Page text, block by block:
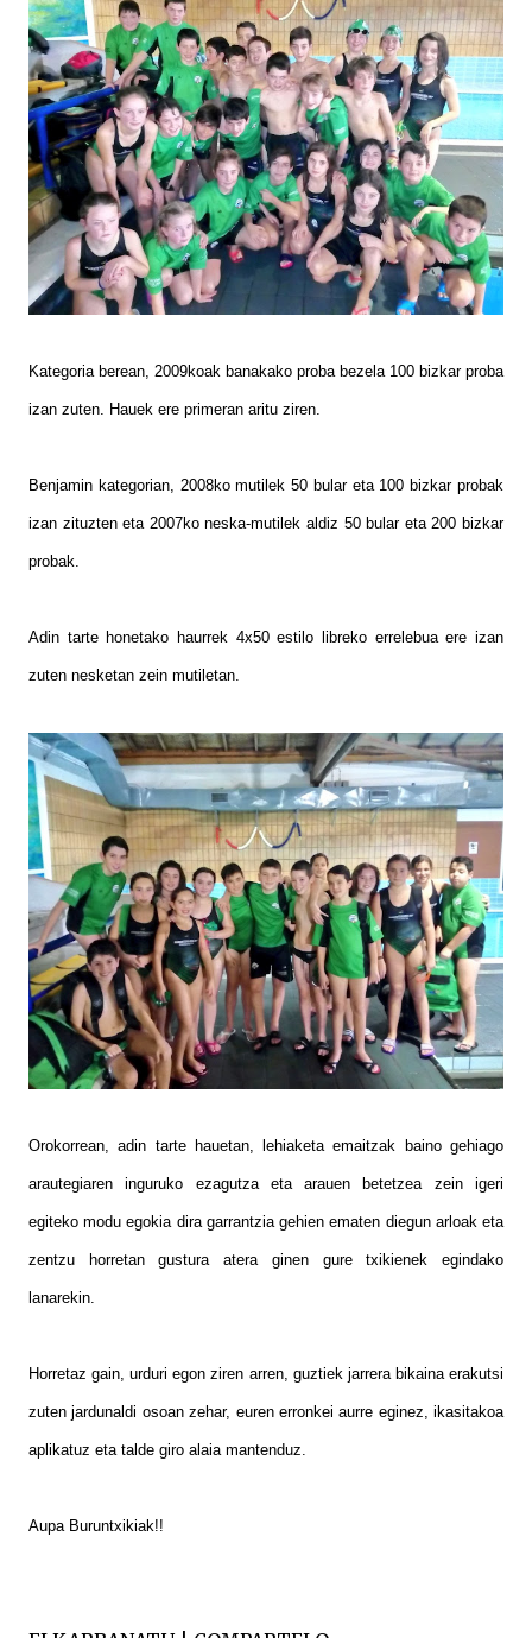
Kategoria berean, 2009koak banakako proba bezela 100 bizkar proba
izan zuten. Hauek ere primeran aritu ziren.
Benjamin kategorian, 2008ko mutilek 50 bular eta 100 bizkar probak
izan zituzten eta 2007ko neska-mutilek aldiz 50 bular eta 200 bizkar
probak.
Adin tarte honetako haurrek 4x50 estilo libreko errelebua ere izan
zuten nesketan zein mutiletan.
Orokorrean, adin tarte hauetan, lehiaketa emaitzak baino gehiago
arautegiaren inguruko ezagutza eta arauen betetzea zein igeri
egiteko modu egokia dira garrantzia gehien ematen diegun arloak eta
zentzu horretan gustura atera ginen gure txikienek egindako
lanarekin.
Horretaz gain, urduri egon ziren arren, guztiek jarrera bikaina erakutsi
zuten jardunaldi osoan zehar, euren erronkei aurre eginez, ikasitakoa
aplikatuz eta talde giro alaia mantenduz.
Aupa Buruntxikiak!!